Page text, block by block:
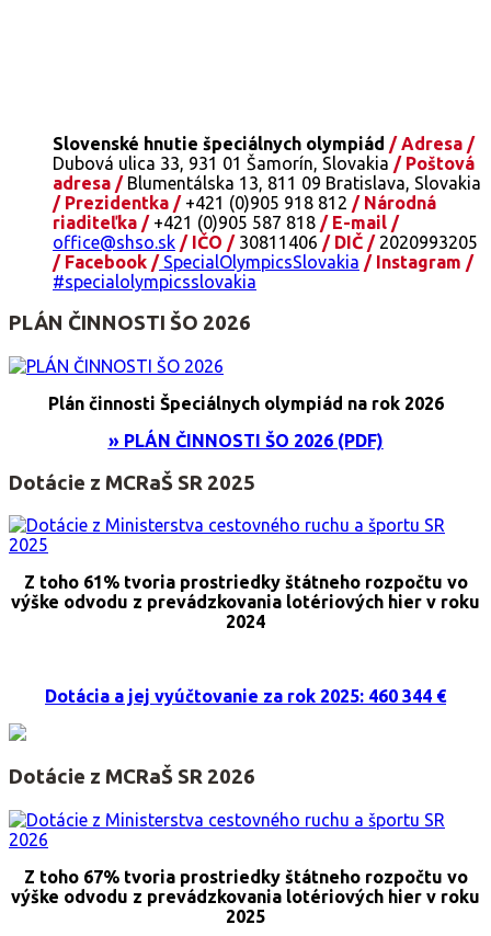
Slovenské hnutie špeciálnych olympiád / Adresa /
Dubová ulica 33, 931 01 Šamorín, Slovakia / Poštová
adresa /Blumentálska 13, 811 09 Bratislava, Slovakia
/ Prezidentka /+421 (0)905 918 812 / Národná
riaditeľka /+421 (0)905 587 818 / E-mail /
office@shso.sk / IČO /30811406 / DIČ /2020993205
/ Facebook /SpecialOlympicsSlovakia / Instagram /
#specialolympicsslovakia
PLÁN ČINNOSTI ŠO 2026
Plán činnosti Špeciálnych olympiád na rok 2026
» PLÁN ČINNOSTI ŠO 2026 (PDF)
Dotácie z MCRaŠ SR 2025
Z toho 61% tvoria prostriedky štátneho rozpočtu vo
výške odvodu z prevádzkovania lotériových hier v roku
2024
Dotácia a jej vyúčtovanie za rok 2025: 460 344 €
Dotácie z MCRaŠ SR 2026
Z toho 67% tvoria prostriedky štátneho rozpočtu vo
výške odvodu z prevádzkovania lotériových hier v roku
2025